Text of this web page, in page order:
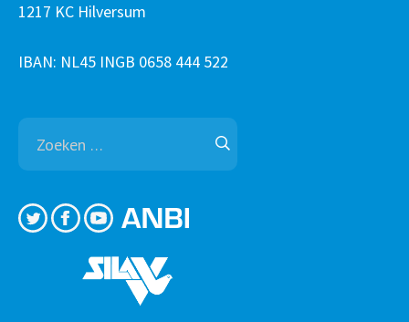
1217 KC Hilversum
IBAN: NL45 INGB 0658 444 522
Zoeken
naar: